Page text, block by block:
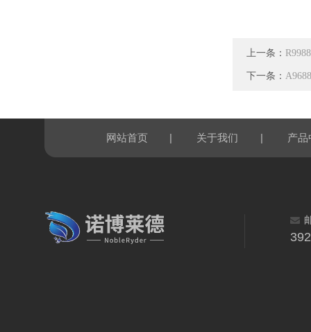
上一条：
下一条：
网站首页 | 关于我们 | 产品